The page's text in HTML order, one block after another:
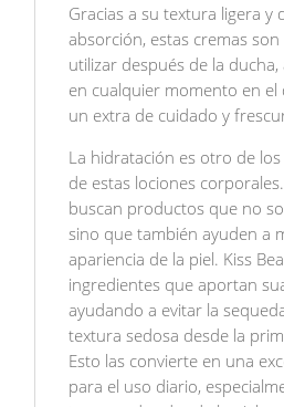
Gracias a su textura ligera y
absorción, estas cremas
utilizar después de la
en cualquier momento en el
un extra de cuidado y
La hidratación es otro de
de estas lociones
buscan productos que no
sino que también ayuden a
apariencia de la piel. Kiss
ingredientes que aportan
ayudando a evitar la
textura sedosa desde la
Esto las convierte en una
para el uso diario,